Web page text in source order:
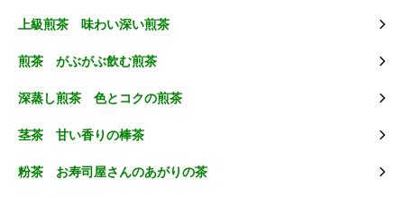
上級煎茶 味わい深い煎茶
煎茶 がぶがぶ飲む煎茶
深蒸し煎茶 色とコクの煎茶
茎茶 甘い香りの棒茶
粉茶 お寿司屋さんのあがりの茶